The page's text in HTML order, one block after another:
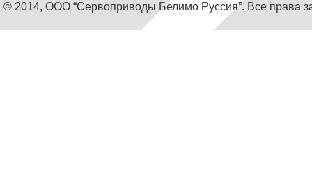
© 2014, ООО “Сервоприводы Белимо Руссия”. Все права